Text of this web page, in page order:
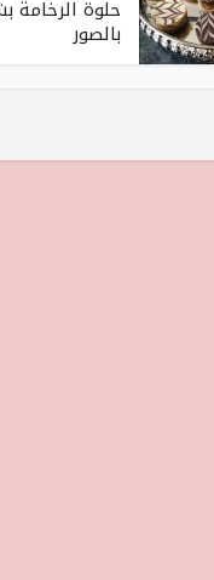
حلوة الرخامة
بالصور